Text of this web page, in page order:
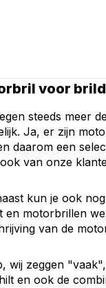
voor
steeds meer
Ja, er zijn
daarom een
van onze
kun je ook
en motorbrillen
van de
wij zeggen
en ook de